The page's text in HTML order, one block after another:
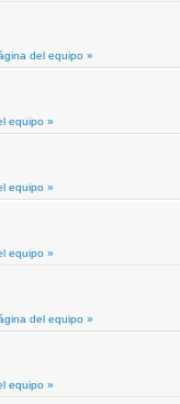
del equipo »
equipo »
equipo »
equipo »
del equipo »
equipo »